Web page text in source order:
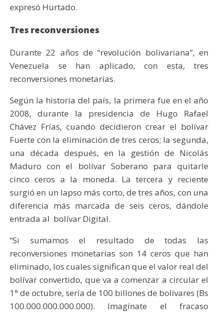
expresó Hurtado.
Tres reconversiones
Durante 22 años de “revolución bolivariana”, en
Venezuela se han aplicado, con esta, tres
reconversiones monetarias.
Según la historia del país, la primera fue en el año
2008, durante la presidencia de Hugo Rafael
Chávez Frías, cuando decidieron crear el bolívar
Fuerte con la eliminación de tres ceros; la segunda,
una década después, en la gestión de Nicolás
Maduro con el bolívar Soberano para quitarle
cinco ceros a la moneda. La tercera y reciente
surgió en un lapso más corto, de tres años, con una
diferencia más marcada de seis ceros, dándole
entrada al bolívar Digital.
“Si sumamos el resultado de todas las
reconversiones monetarias son 14 ceros que han
eliminado, los cuales significan que el valor real del
bolívar convertido, que va a comenzar a circular el
1° de octubre, sería de 100 billones de bolívares (Bs
100.000.000.000.000). Imagínate el fracaso